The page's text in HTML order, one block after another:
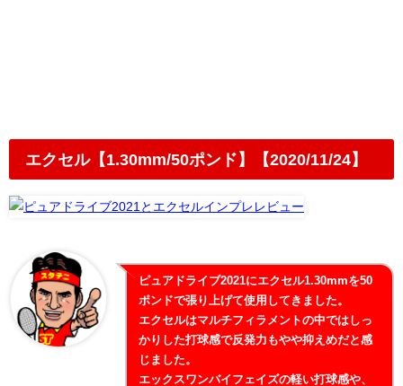
エクセル【1.30mm/50ポンド】【2020/11/24】
ピュアドライブ2021にエクセル1.30mmを50
ポンドで張り上げて使用してきました。
エクセルはマルチフィラメントの中ではしっ
かりした打球感で反発力もやや抑えめだと感
じました。
エックスワンバイフェイズの軽い打球感や、